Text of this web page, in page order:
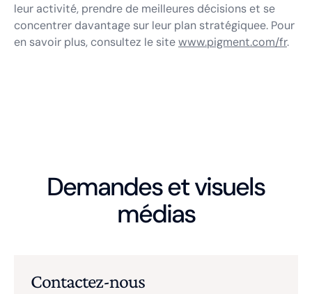
leur activité, prendre de meilleures décisions et se
concentrer davantage sur leur plan stratégiquee. Pour
en savoir plus, consultez le sitewww.pigment.com/fr.
Demandes et visuels
médias
Contactez-nous